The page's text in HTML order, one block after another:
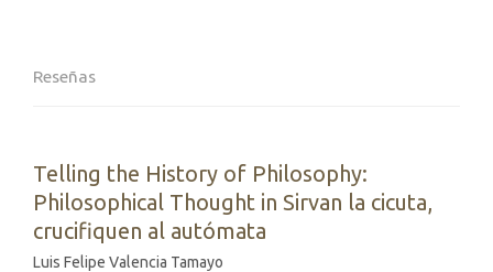
Reseñas
Telling the History of Philosophy:
Philosophical Thought in Sirvan la cicuta,
crucifiquen al autómata
Luis Felipe Valencia Tamayo